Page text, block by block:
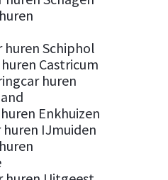
huren Schiphol
Castricum
huren
Enkhuizen
IJmuiden